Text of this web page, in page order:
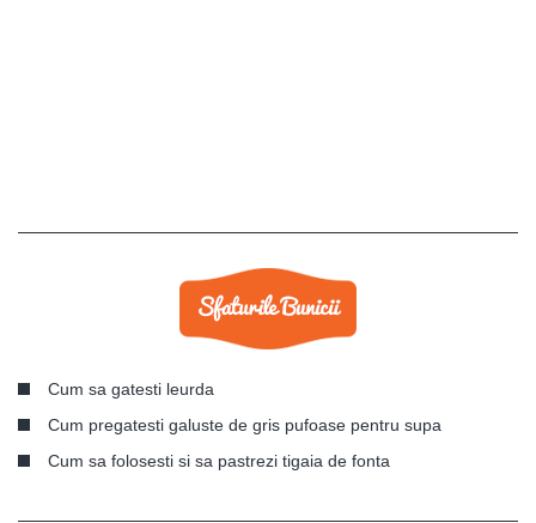
Cum sa gatesti leurda
Cum pregatesti galuste de gris pufoase pentru supa
Cum sa folosesti si sa pastrezi tigaia de fonta